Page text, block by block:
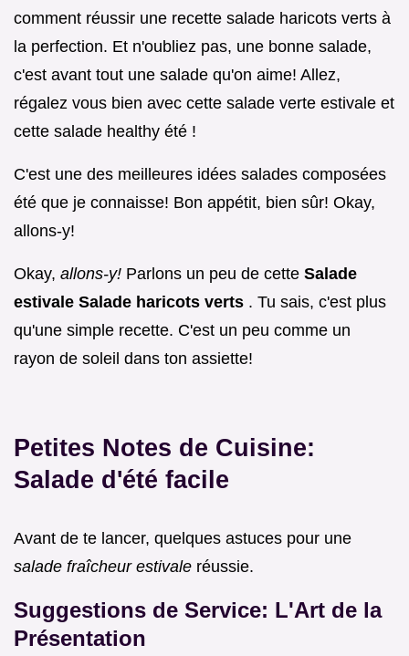
comment réussir une recette salade haricots verts à
la perfection. Et n'oubliez pas, une bonne salade,
c'est avant tout une salade qu'on aime! Allez,
régalez vous bien avec cette salade verte estivale et
cette salade healthy été !
C'est une des meilleures idées salades composées
été que je connaisse! Bon appétit, bien sûr! Okay,
allons-y!
Okay, allons-y! Parlons un peu de cette Salade
estivale Salade haricots verts . Tu sais, c'est plus
qu'une simple recette. C'est un peu comme un
rayon de soleil dans ton assiette!
Petites Notes de Cuisine:
Salade d'été facile
Avant de te lancer, quelques astuces pour une
salade fraîcheur estivale réussie.
Suggestions de Service: L'Art de la
Présentation